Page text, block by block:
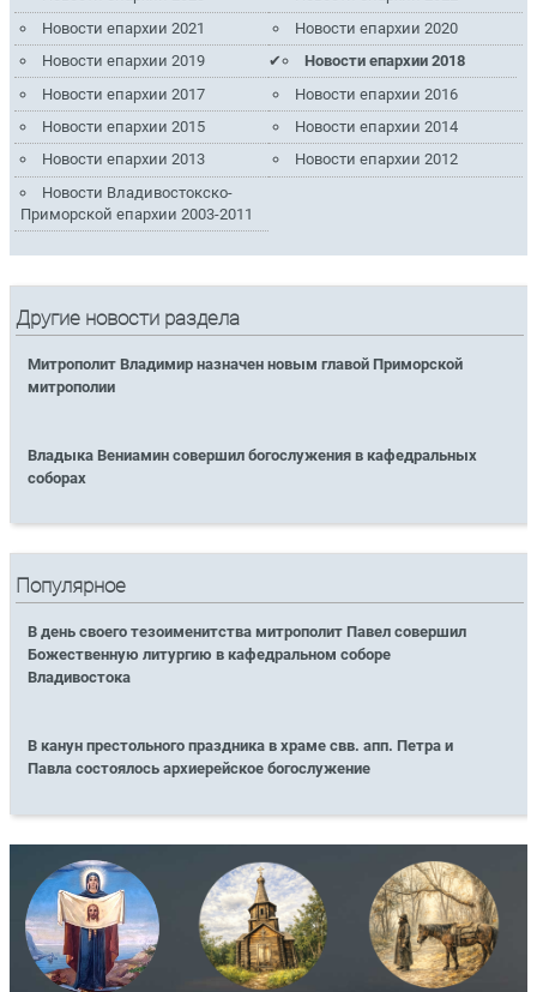
Новости епархии 2021
Новости епархии 2020
Новости епархии 2019
Новости епархии 2018
Новости епархии 2017
Новости епархии 2016
Новости епархии 2015
Новости епархии 2014
Новости епархии 2013
Новости епархии 2012
Новости Владивостокско-
Приморской епархии 2003-2011
Другие новости раздела
Митрополит Владимир назначен новым главой Приморской
митрополии
Владыка Вениамин совершил богослужения в кафедральных
соборах
Популярное
В день своего тезоименитства митрополит Павел совершил
Божественную литургию в кафедральном соборе
Владивостока
В канун престольного праздника в храме свв. апп. Петра и
Павла состоялось архиерейское богослужение